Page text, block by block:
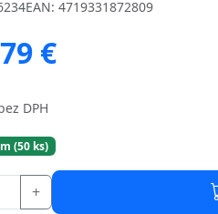
EAN: 4719331872809
€
DPH
(50 ks)
+